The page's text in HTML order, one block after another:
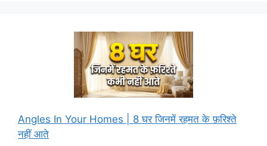
Angles In Your Homes | 8 घर जिनमें रहमत के फ़रिश्ते
नहीं आते